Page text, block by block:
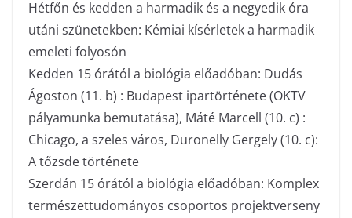
Hétfőn és kedden a harmadik és a negyedik óra
utáni szünetekben: Kémiai kísérletek a harmadik
emeleti folyosón
Kedden 15 órától a biológia előadóban: Dudás
Ágoston (11. b) : Budapest ipartörténete (OKTV
pályamunka bemutatása), Máté Marcell (10. c) :
Chicago, a szeles város, Duronelly Gergely (10. c):
A tőzsde története
Szerdán 15 órától a biológia előadóban: Komplex
természettudományos csoportos projektverseny